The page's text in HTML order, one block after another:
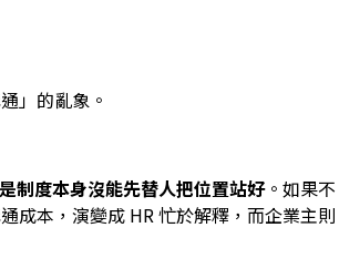
」的亂象。
制度本身沒能先替人把位置站好。如果不
成本，演變成 HR 忙於解釋，而企業主則